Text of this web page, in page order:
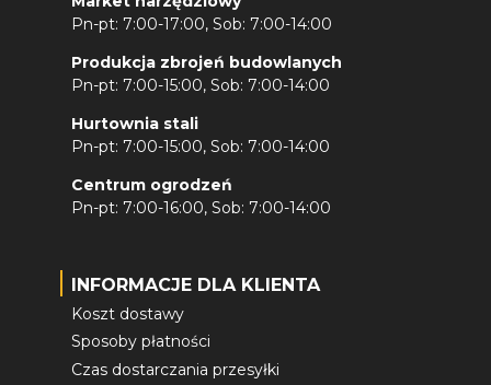
Pn-pt: 7:00-17:00, Sob: 7:00-14:00
Produkcja zbrojeń budowlanych
Pn-pt: 7:00-15:00, Sob: 7:00-14:00
Hurtownia stali
Pn-pt: 7:00-15:00, Sob: 7:00-14:00
Centrum ogrodzeń
Pn-pt: 7:00-16:00, Sob: 7:00-14:00
INFORMACJE DLA KLIENTA
Koszt dostawy
Sposoby płatności
Czas dostarczania przesyłki